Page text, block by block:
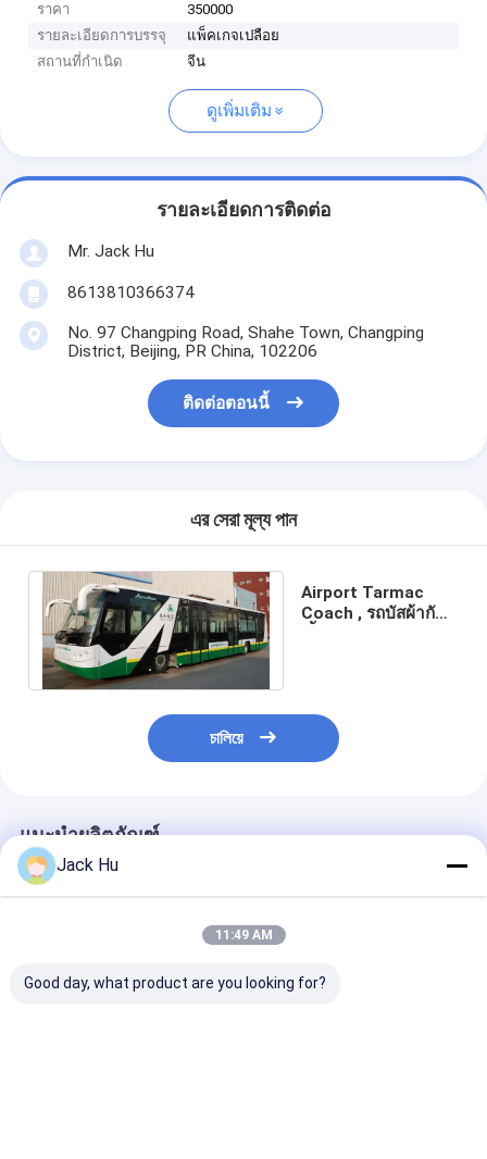
ราคา
350000
รายละเอียดการบรรจุ
แพ็คเกจเปลือย
สถานที่กำเนิด
จีน
ดูเพิ่มเติม
รายละเอียดการติดต่อ
Mr. Jack Hu
8613810366374
No. 97 Changping Road, Shahe Town, Changping
District, Beijing, PR China, 102206
ติดต่อตอนนี้
এর সেরা মূল্য পান
Airport Tarmac
Coach , รถบัสผ้ากัน
চালিয়ে
แนะนำผลิตภัณฑ์
Jack Hu
11:49 AM
Good day, what product are you looking for?